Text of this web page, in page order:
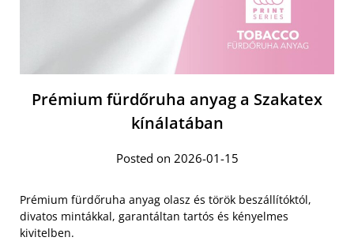
Prémium fürdőruha anyag a Szakatex
kínálatában
Posted on 2026-01-15
Prémium fürdőruha anyag olasz és török beszállítóktól,
divatos mintákkal, garantáltan tartós és kényelmes
kivitelben.